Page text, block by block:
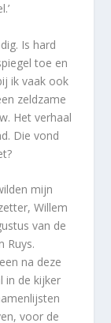
Is hard
toe en
ik vaak ook
zeldzame
Het verhaal
Die vond
mijn
Willem
van de
Ruys.
na deze
in de kijker
voor de